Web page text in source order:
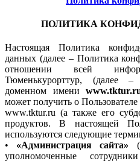
ПОЛИТИКА
Настоящая Политика
данных (далее – Политика
отношении всей
Тюменькурорттур, (далее
доменном имени
может получить о
www.tktur.ru (а также его
продуктов. В настоящей
используются следующие
• «Администрация сайта»
уполномоченные